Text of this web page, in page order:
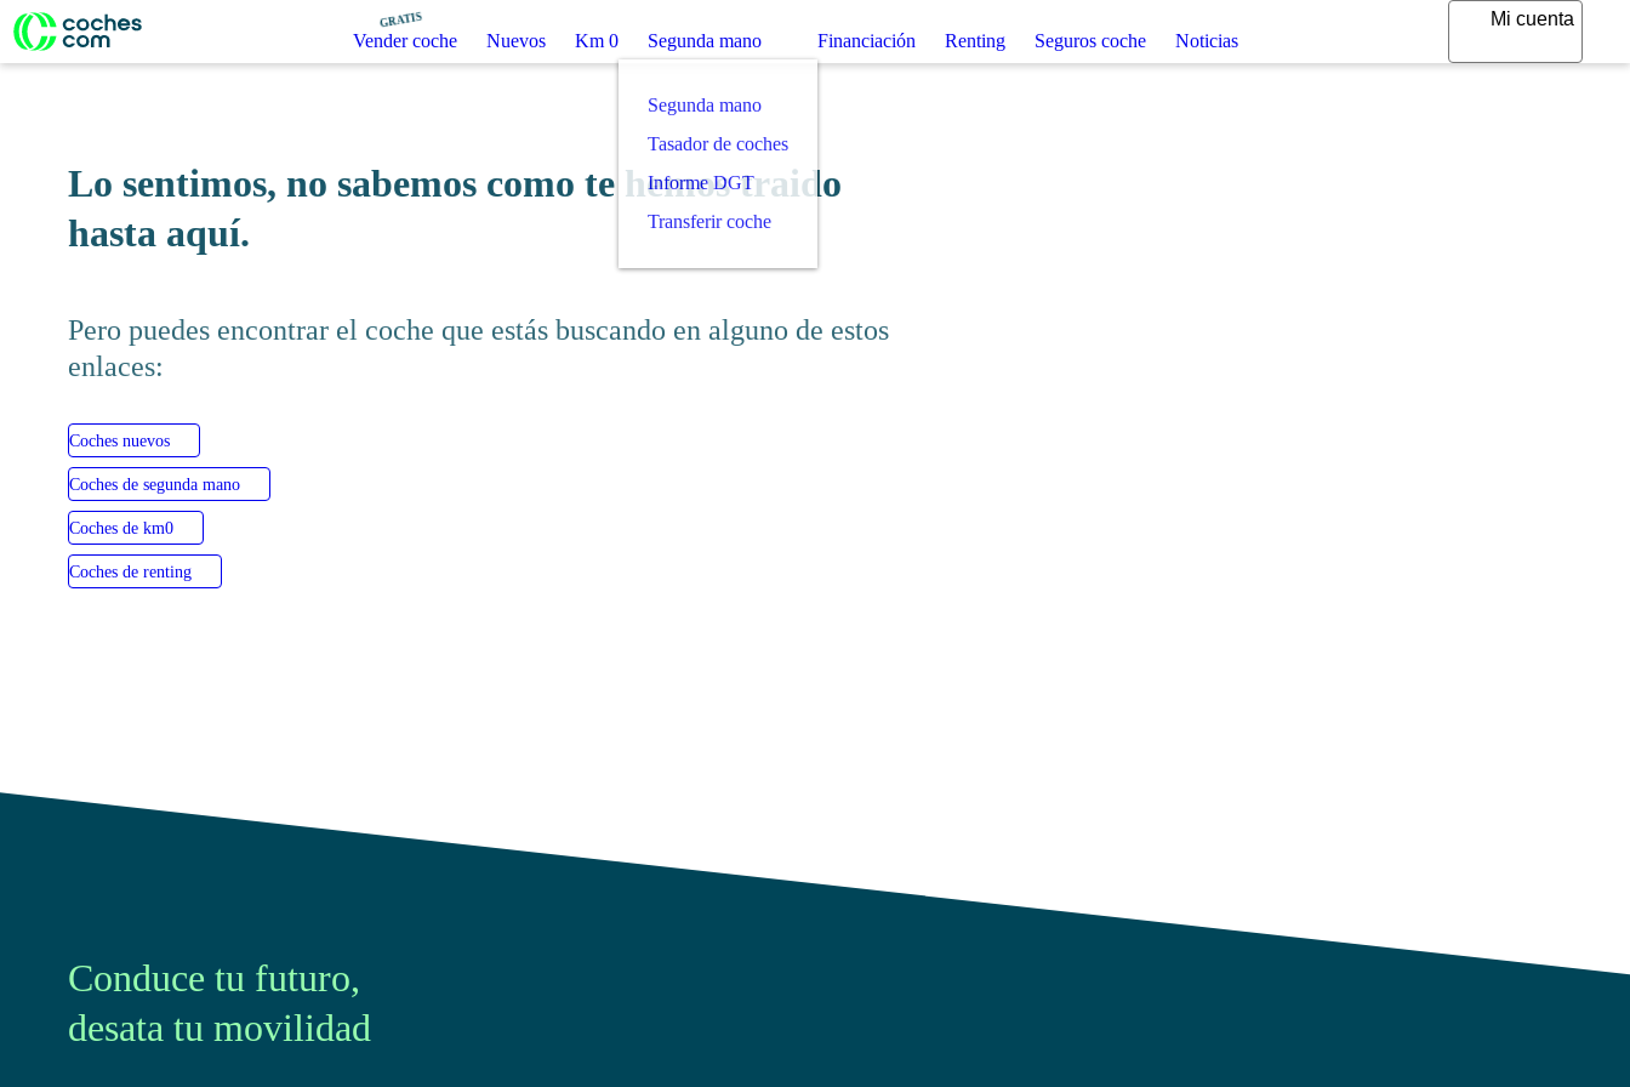
GRATIS
Vender coche Nuevos Km 0 Segunda mano Financiación Renting Seguros coche Noticias
Mi cuenta
Lo sentimos, no sabemos como te hemos
traido hasta aquí.
Pero puedes encontrar el coche que estás buscando en alguno
de estos enlaces:
Coches nuevos
Coches de segunda mano
Coches de km0
Coches de renting
Conduce tu futuro,
desata tu movilidad